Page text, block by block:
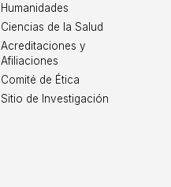
Humanidades
Ciencias de la Salud
Acreditaciones y
Afiliaciones
Comité de Ética
Sitio de Investigación